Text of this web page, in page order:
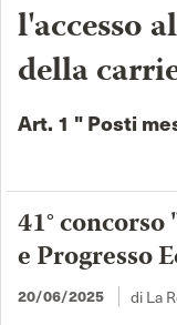
l'accesso
della
Art. 1 " Posti
41°
e Progresso
20/06/2025 di La